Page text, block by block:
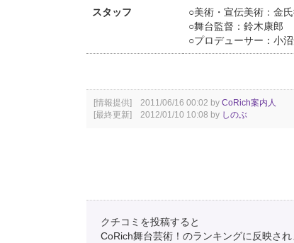
スタッフ
○美術・宣伝美術：金
○舞台監督：鈴木康郎
○プロデューサー：小
[情報提供] 2011/06/16 00:02 by CoRich案内人
[最終更新] 2012/01/10 10:08 by しのぶ
クチコミを投稿すると
CoRich舞台芸術！のランキングに反映され